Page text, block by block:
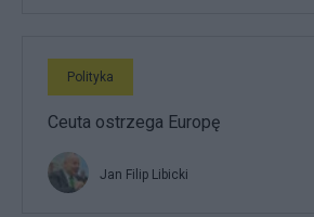
Polityka
Ceuta ostrzega Europę
Jan Filip Libicki